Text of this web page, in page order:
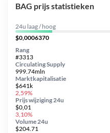
BAG prijs statistieken
24u laag / hoog
$0,0006370
Circulating Supply
999.74mln
Prijs wijziging 24u
$0,01
3,10%
Marktkapitalisatie
$641k
2,59%
Volume 24u
$204.71
Rang
#3313